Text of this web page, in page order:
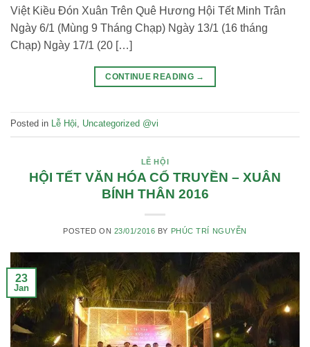
Việt Kiều Đón Xuân Trên Quê Hương Hội Tết Minh Trân
Ngày 6/1 (Mùng 9 Tháng Chạp) Ngày 13/1 (16 tháng
Chạp) Ngày 17/1 (20 […]
CONTINUE READING →
Posted in Lễ Hội, Uncategorized @vi
LỄ HỘI
HỘI TẾT VĂN HÓA CỔ TRUYỀN – XUÂN
BÍNH THÂN 2016
POSTED ON 23/01/2016 BY PHÚC TRÍ NGUYỄN
23
Jan